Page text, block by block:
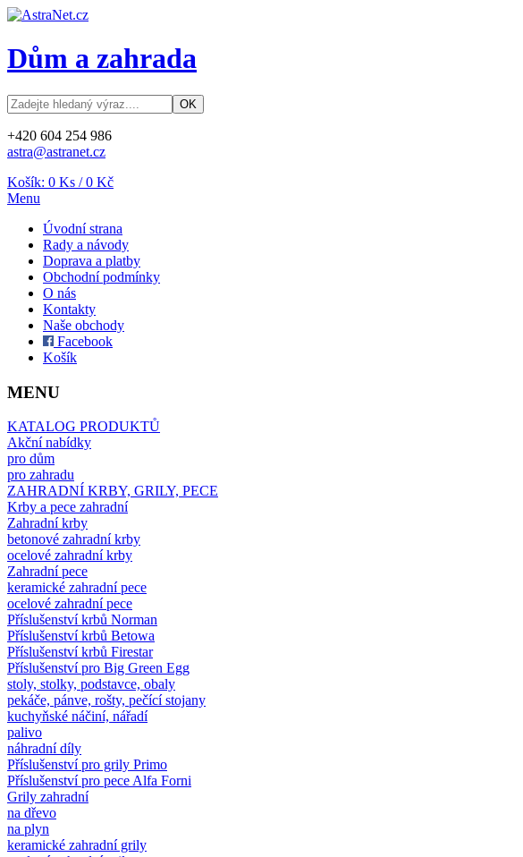
Dům a zahrada
+420 604 254 986
astra@astranet.cz
Košík: 0 Ks /0 Kč
Menu
Úvodní strana
Rady a návody
Doprava a platby
Obchodní podmínky
O nás
Kontakty
Naše obchody
Facebook
Košík
MENU
KATALOG PRODUKTŮ
Akční nabídky
pro dům
pro zahradu
ZAHRADNÍ KRBY, GRILY, PECE
Krby a pece zahradní
Zahradní krby
betonové zahradní krby
ocelové zahradní krby
Zahradní pece
keramické zahradní pece
ocelové zahradní pece
Příslušenství krbů Norman
Příslušenství krbů Betowa
Příslušenství krbů Firestar
Příslušenství pro Big Green Egg
stoly, stolky, podstavce, obaly
pekáče, pánve, rošty, pečící stojany
kuchyňské náčiní, nářadí
palivo
náhradní díly
Příslušenství pro grily Primo
Příslušenství pro pece Alfa Forni
Grily zahradní
na dřevo
na plyn
keramické zahradní grily